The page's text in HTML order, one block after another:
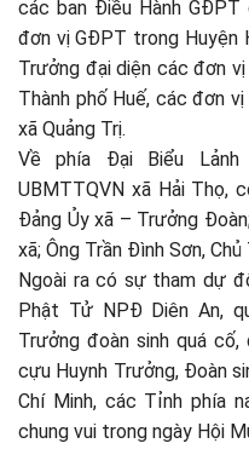
các ban Điều Hành GĐPT
đơn vị GĐPT trong Huyện
Trưởng đại diện các đơn
Thành phố Huế, các đơn
xã Quảng Trị.
Về phía Đại Biểu Lảnh
UBMTTQVN xã Hải Thọ,
Đảng Ủy xã – Trưởng
xã; Ông Trần Đình Sơn,
Ngoài ra có sự tham dự
Phật Tử NPĐ Diên An,
Trưởng đoàn sinh quá
cựu Huynh Trưởng, Đoàn
Chí Minh, các Tỉnh phía
chung vui trong ngày Hội